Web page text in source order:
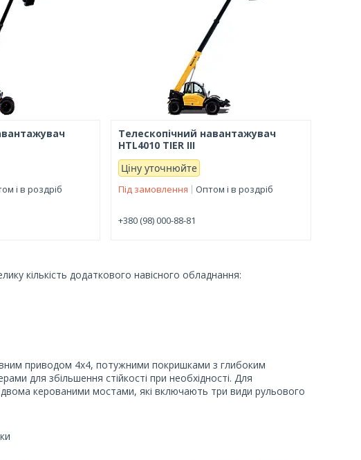
і в роздріб
Телескопічний навантажувач
HTL4010 TIER III
Ціну уточнюйте
Під замовлення Оптом і в роздріб
+380 (98) 000-88-81
кількість додаткового навісного обладнання:
приводом 4х4, потужними покришками з глибоким
для збільшення стійкості при необхідності. Для
керованими мостами, які включають три види рульового